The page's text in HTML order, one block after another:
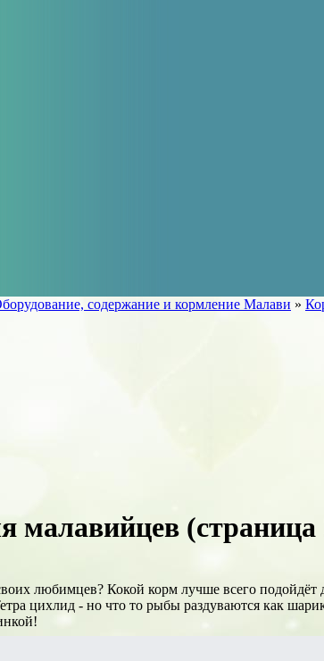
содержание и кормление Малави »
малавийцев (страница
любимцев? Кокой корм лучше всего подойдёт
цихлид - но что то рыбы раздуваются как